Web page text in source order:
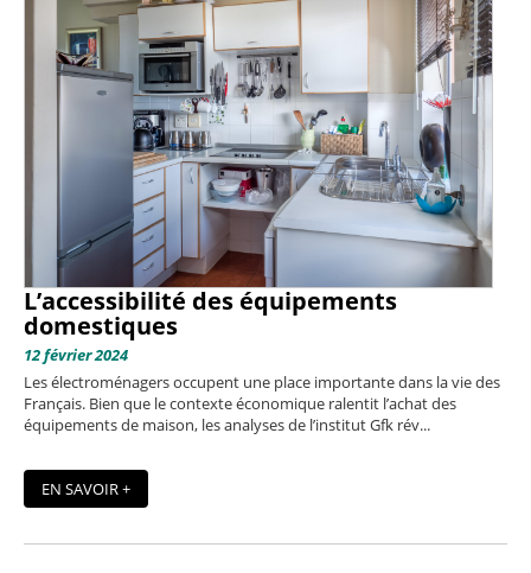
L’accessibilité des équipements
domestiques
12 février 2024
Les électroménagers occupent une place importante dans la vie des
Français. Bien que le contexte économique ralentit l’achat des
équipements de maison, les analyses de l’institut Gfk rév...
EN SAVOIR +